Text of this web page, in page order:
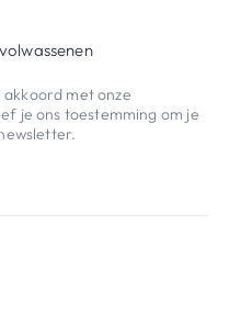
met onze
je ons toestemming om je